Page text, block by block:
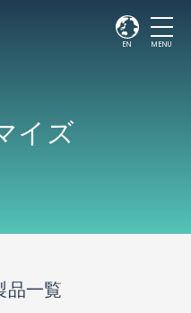
EN MENU
イズ
品一覧